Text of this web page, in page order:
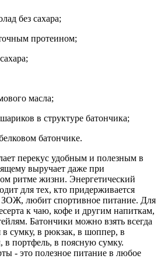
без сахара;
протеином;
масла;
в структуре батончика;
батончике.
перекус удобным и полезным в
выручает даже при
ритме жизни. Энергетический
для тех, кто придерживается
ЗОЖ, любит спортивное питание. Для
к чаю, кофе и другим напиткам,
Батончики можно взять всегда
в сумку, в рюкзак, в шоппер, в
в портфель, в поясную сумку.
- это полезное питание в любое